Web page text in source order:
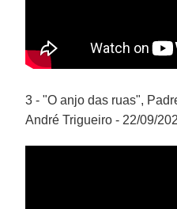
3 - "O anjo das ruas",
André Trigueiro - 22/09/